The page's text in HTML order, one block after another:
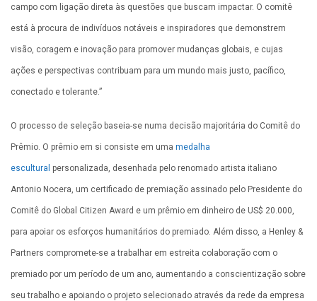
campo com ligação direta às questões que buscam impactar. O comitê
está à procura de indivíduos notáveis e inspiradores que demonstrem
visão, coragem e inovação para promover mudanças globais, e cujas
ações e perspectivas contribuam para um mundo mais justo, pacífico,
conectado e tolerante.”
O processo de seleção baseia-se numa decisão majoritária do Comitê do
Prêmio. O prêmio em si consiste em uma medalha
escultural personalizada, desenhada pelo renomado artista italiano
Antonio Nocera, um certificado de premiação assinado pelo Presidente do
Comitê do Global Citizen Award e um prêmio em dinheiro de US$ 20.000,
para apoiar os esforços humanitários do premiado. Além disso, a Henley &
Partners compromete-se a trabalhar em estreita colaboração com o
premiado por um período de um ano, aumentando a conscientização sobre
seu trabalho e apoiando o projeto selecionado através da rede da empresa